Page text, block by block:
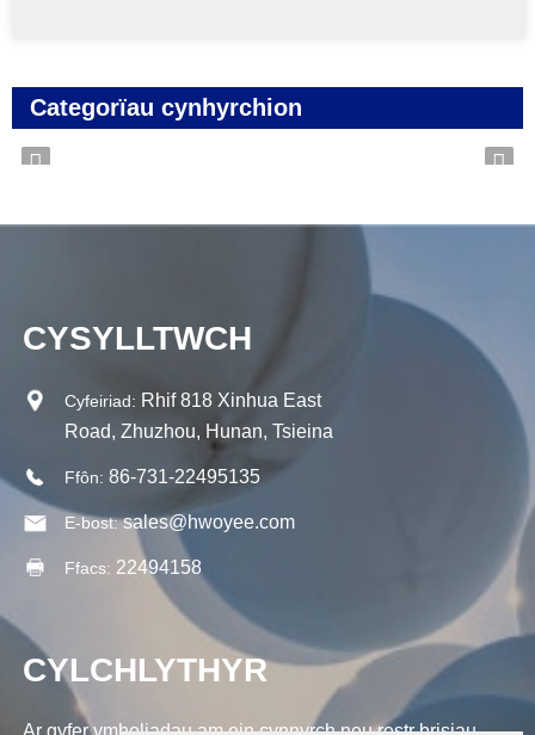
Categorïau cynhyrchion
CYSYLLTWCH
Cyfeiriad: Rhif 818 Xinhua East
Road, Zhuzhou, Hunan, Tsieina
Ffôn: 86-731-22495135
E-bost: sales@hwoyee.com
Ffacs: 22494158
CYLCHLYTHYR
Ar gyfer ymholiadau am ein cynnyrch neu restr brisiau,